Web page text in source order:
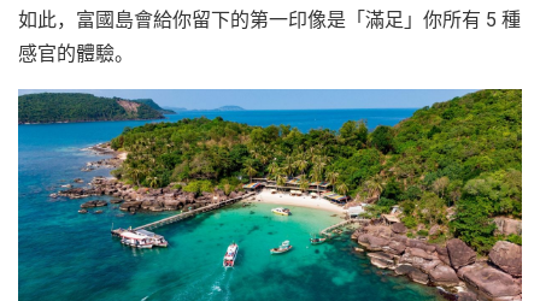
如此，富國島會給你留下的第一印像是「滿足」你所有 5 種
感官的體驗。